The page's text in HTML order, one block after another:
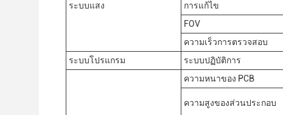
ระบบแสง
การแก้ไข
FOV
ความเร็วการตรวจสอบ
ระบบโปรแกรม
ระบบปฏิบัติการ
ความหนาของ PCB
ความสูงของส่วนประกอบ